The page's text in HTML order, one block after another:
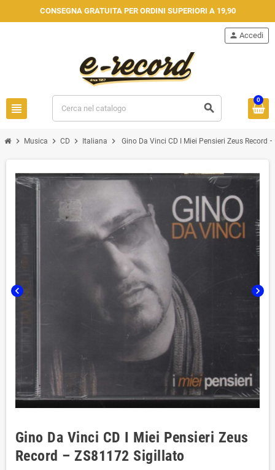
CONSEGNA GRATUITA PER ORDINI SUPERIORI A 19,90
view_headline search
person Accedi
0
chevron_right Musica chevron_right CD chevron_right Italiana chevron_right Gino Da Vinci CD I Miei Pensieri Zeus Record
chevron_left chevron_right
Gino Da Vinci CD I Miei Pensieri Zeus
Record – ZS81172 Sigillato